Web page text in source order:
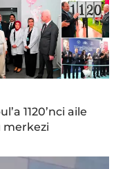
1120’nci aile
merkezi